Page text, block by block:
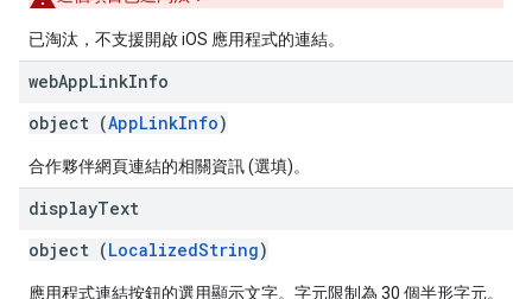
已淘汰，不支援開啟 iOS 應用程式的連結。
webAppLinkInfo
object (AppLinkInfo)
合作夥伴網頁連結的相關資訊 (選填)。
displayText
object (LocalizedString)
應用程式連結按鈕的選用顯示文字。字元限制為 30 個半形字元。